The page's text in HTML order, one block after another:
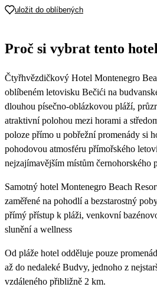
19
4 789
20
4 789
4 789 4 789 4 789 4 789
uložit do oblíbených
Proč si vybrat tento hotel
Čtyřhvězdičkový Hotel Montenegro
oblíbeném letovisku Bečići na
dlouhou písečno-oblázkovou pláží,
atraktivní polohou mezi horami a
poloze přímo u pobřežní promenády si
pohodovou atmosféru přímořského
nejzajímavějším místům černohorského
Samotný hotel Montenegro Beach
zaměřené na pohodlí a bezstarostný
přímý přístup k pláži, venkovní
slunění a wellness
Od pláže hotel odděluje pouze
až do nedaleké Budvy, jednoho z
vzdáleného přibližně 2 km.